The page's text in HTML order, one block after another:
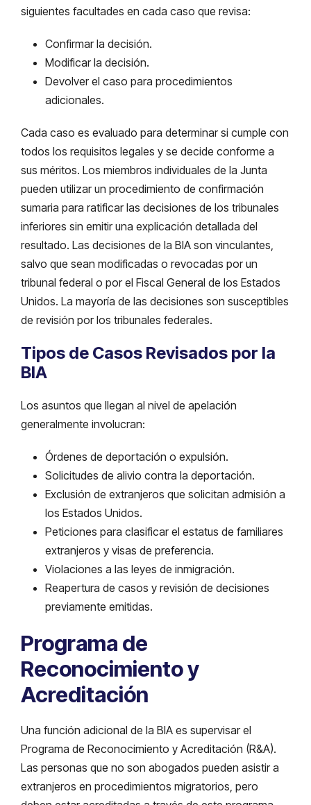
siguientes facultades en cada caso que revisa:
Confirmar la decisión.
Modificar la decisión.
Devolver el caso para procedimientos
adicionales.
Cada caso es evaluado para determinar si cumple con
todos los requisitos legales y se decide conforme a
sus méritos. Los miembros individuales de la Junta
pueden utilizar un procedimiento de confirmación
sumaria para ratificar las decisiones de los tribunales
inferiores sin emitir una explicación detallada del
resultado. Las decisiones de la BIA son vinculantes,
salvo que sean modificadas o revocadas por un
tribunal federal o por el Fiscal General de los Estados
Unidos. La mayoría de las decisiones son susceptibles
de revisión por los tribunales federales.
Tipos de Casos Revisados por la
BIA
Los asuntos que llegan al nivel de apelación
generalmente involucran:
Órdenes de deportación o expulsión.
Solicitudes de alivio contra la deportación.
Exclusión de extranjeros que solicitan admisión a
los Estados Unidos.
Peticiones para clasificar el estatus de familiares
extranjeros y visas de preferencia.
Violaciones a las leyes de inmigración.
Reapertura de casos y revisión de decisiones
previamente emitidas.
Programa de
Reconocimiento y
Acreditación
Una función adicional de la BIA es supervisar el
Programa de Reconocimiento y Acreditación (R&A).
Las personas que no son abogados pueden asistir a
extranjeros en procedimientos migratorios, pero